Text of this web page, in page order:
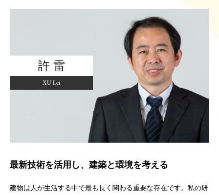
許 雷
XU Lei
最新技術を活用し、建築と環境を考える
建物は人が生活する中で最も長く関わる重要な存在です。私の研